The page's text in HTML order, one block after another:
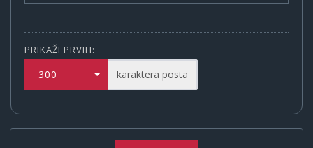
PRIKAŽI PRVIH:
300 karaktera posta